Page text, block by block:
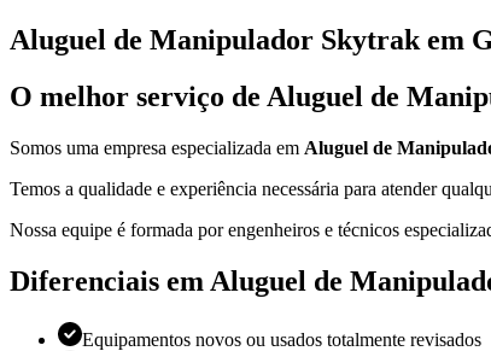
Aluguel de Manipulador Skytrak em
O melhor serviço de Aluguel de
Somos uma empresa especializada em Aluguel de
Temos a qualidade e experiência necessária para atender
Nossa equipe é formada por engenheiros e técnicos
Diferenciais em Aluguel de
Equipamentos novos ou usados totalmente revisados